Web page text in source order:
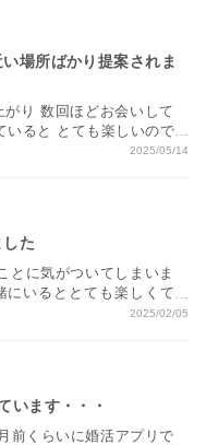
場所ばかり提案されま
り 数回ほどお会いして
いると とても楽しいので
手の住まいに近い場所ば
た。 どうすればいいで
2025/05/14
た
とに気がついてしまいま
にいるととても楽しくて
どうしても気になって
2025/02/05
います・・・
前くらいに婚活アプリで